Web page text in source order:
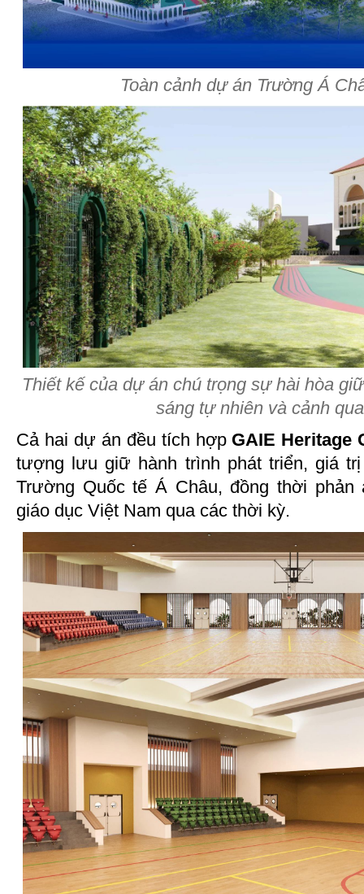
Toàn cảnh dự án Trường Á
Thiết kế của dự án chú trọng sự hài hòa
sáng tự nhiên và cảnh
Cả hai dự án đều tích hợp GAIE Heritage
tượng lưu giữ hành trình phát triển, giá
Trường Quốc tế Á Châu, đồng thời phản
giáo dục Việt Nam qua các thời kỳ.